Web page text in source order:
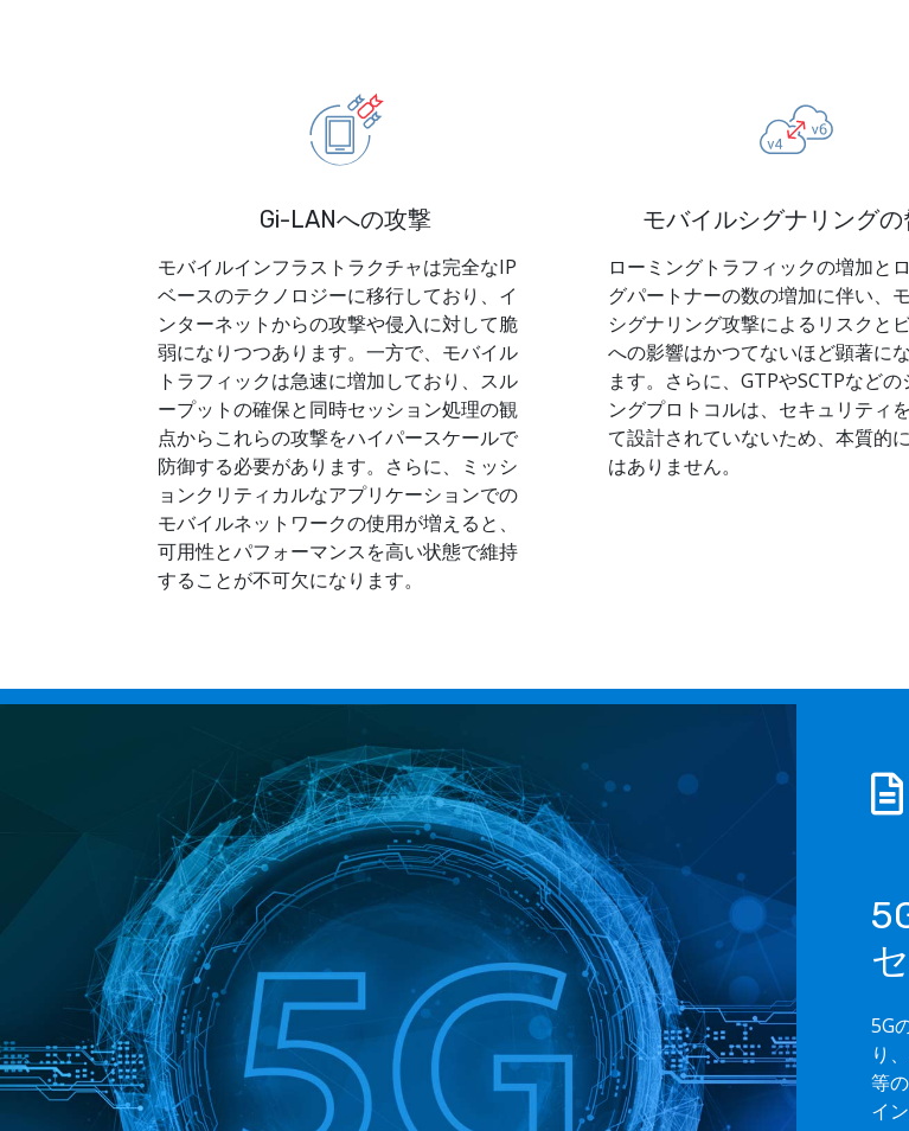
Gi-LANへの攻撃
モバイルインフラストラクチャは完全なIP
ベースのテクノロジーに移行しており、イ
ンターネットからの攻撃や侵入に対して脆
弱になりつつあります。一方で、モバイル
トラフィックは急速に増加しており、スル
ープットの確保と同時セッション処理の観
点からこれらの攻撃をハイパースケールで
防御する必要があります。さらに、ミッシ
ョンクリティカルなアプリケーションでの
モバイルネットワークの使用が増えると、
可用性とパフォーマンスを高い状態で維持
することが不可欠になります。
モバイルシグナリングの
ローミングトラフィックの増加と
グパートナーの数の増加に伴い、
シグナリング攻撃によるリスクと
への影響はかつてないほど顕著に
ます。さらに、GTPやSCTPなどの
ングプロトコルは、セキュリティ
て設計されていないため、本質的
はありません。
5G
り
等
イ